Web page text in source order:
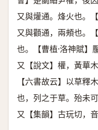
又與爟通。烽火也。
又與顴通，兩頰也。
也。【曹植·洛神賦】
又【說文】權，黃華
【六書故云】以草釋
也，列之于草。殆未可
又【集韻】古玩切，